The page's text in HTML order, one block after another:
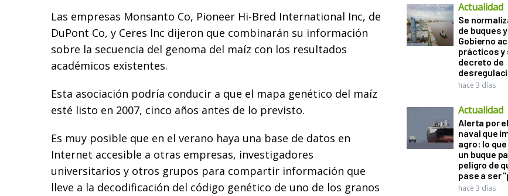
Las empresas Monsanto Co, Pioneer Hi-Bred International Inc, de
DuPont Co, y Ceres Inc dijeron que combinarán su información
sobre la secuencia del genoma del maíz con los resultados
académicos existentes.
Esta asociación podría conducir a que el mapa genético del maíz
esté listo en 2007, cinco años antes de lo previsto.
Es muy posible que en el verano haya una base de datos en
Internet accesible a otras empresas, investigadores
universitarios y otros grupos para compartir información que
lleve a la decodificación del código genético de uno de los granos
Actualidad
Se
de buques
Gobierno
prácticos y
decreto de
hace 3 días
Actualidad
Alerta por
naval que
agro: lo
un buque
peligro de
pase a ser
hace 3 días